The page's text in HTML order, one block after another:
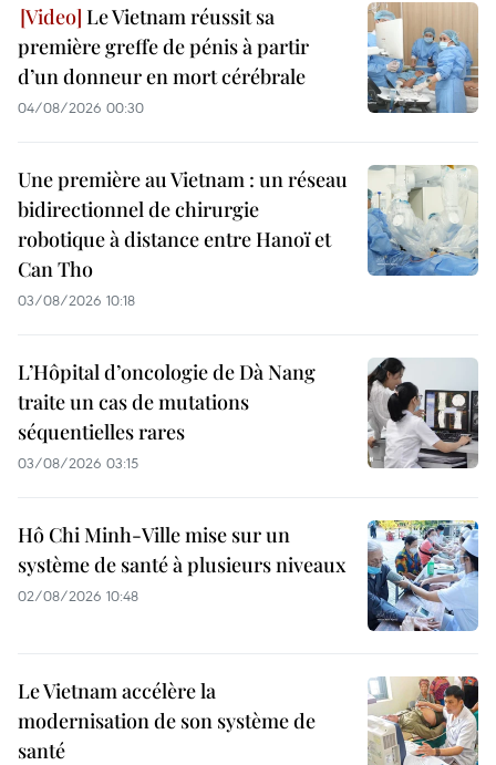
Le Vietnam réussit sa
première greffe de pénis à partir
d’un donneur en mort cérébrale
04/08/2026 00:30
Une première au Vietnam : un réseau
bidirectionnel de chirurgie
robotique à distance entre Hanoï et
Can Tho
03/08/2026 10:18
L’Hôpital d’oncologie de Dà Nang
traite un cas de mutations
séquentielles rares
03/08/2026 03:15
Hô Chi Minh-Ville mise sur un
système de santé à plusieurs niveaux
02/08/2026 10:48
Le Vietnam accélère la
modernisation de son système de
santé